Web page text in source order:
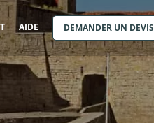
AIDE DEMANDER UN DEVIS